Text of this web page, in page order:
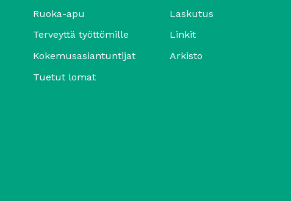
Ruoka-apu
Terveyttä työttömille
Kokemusasiantuntijat
Tuetut lomat
Laskutus
Linkit
Arkisto